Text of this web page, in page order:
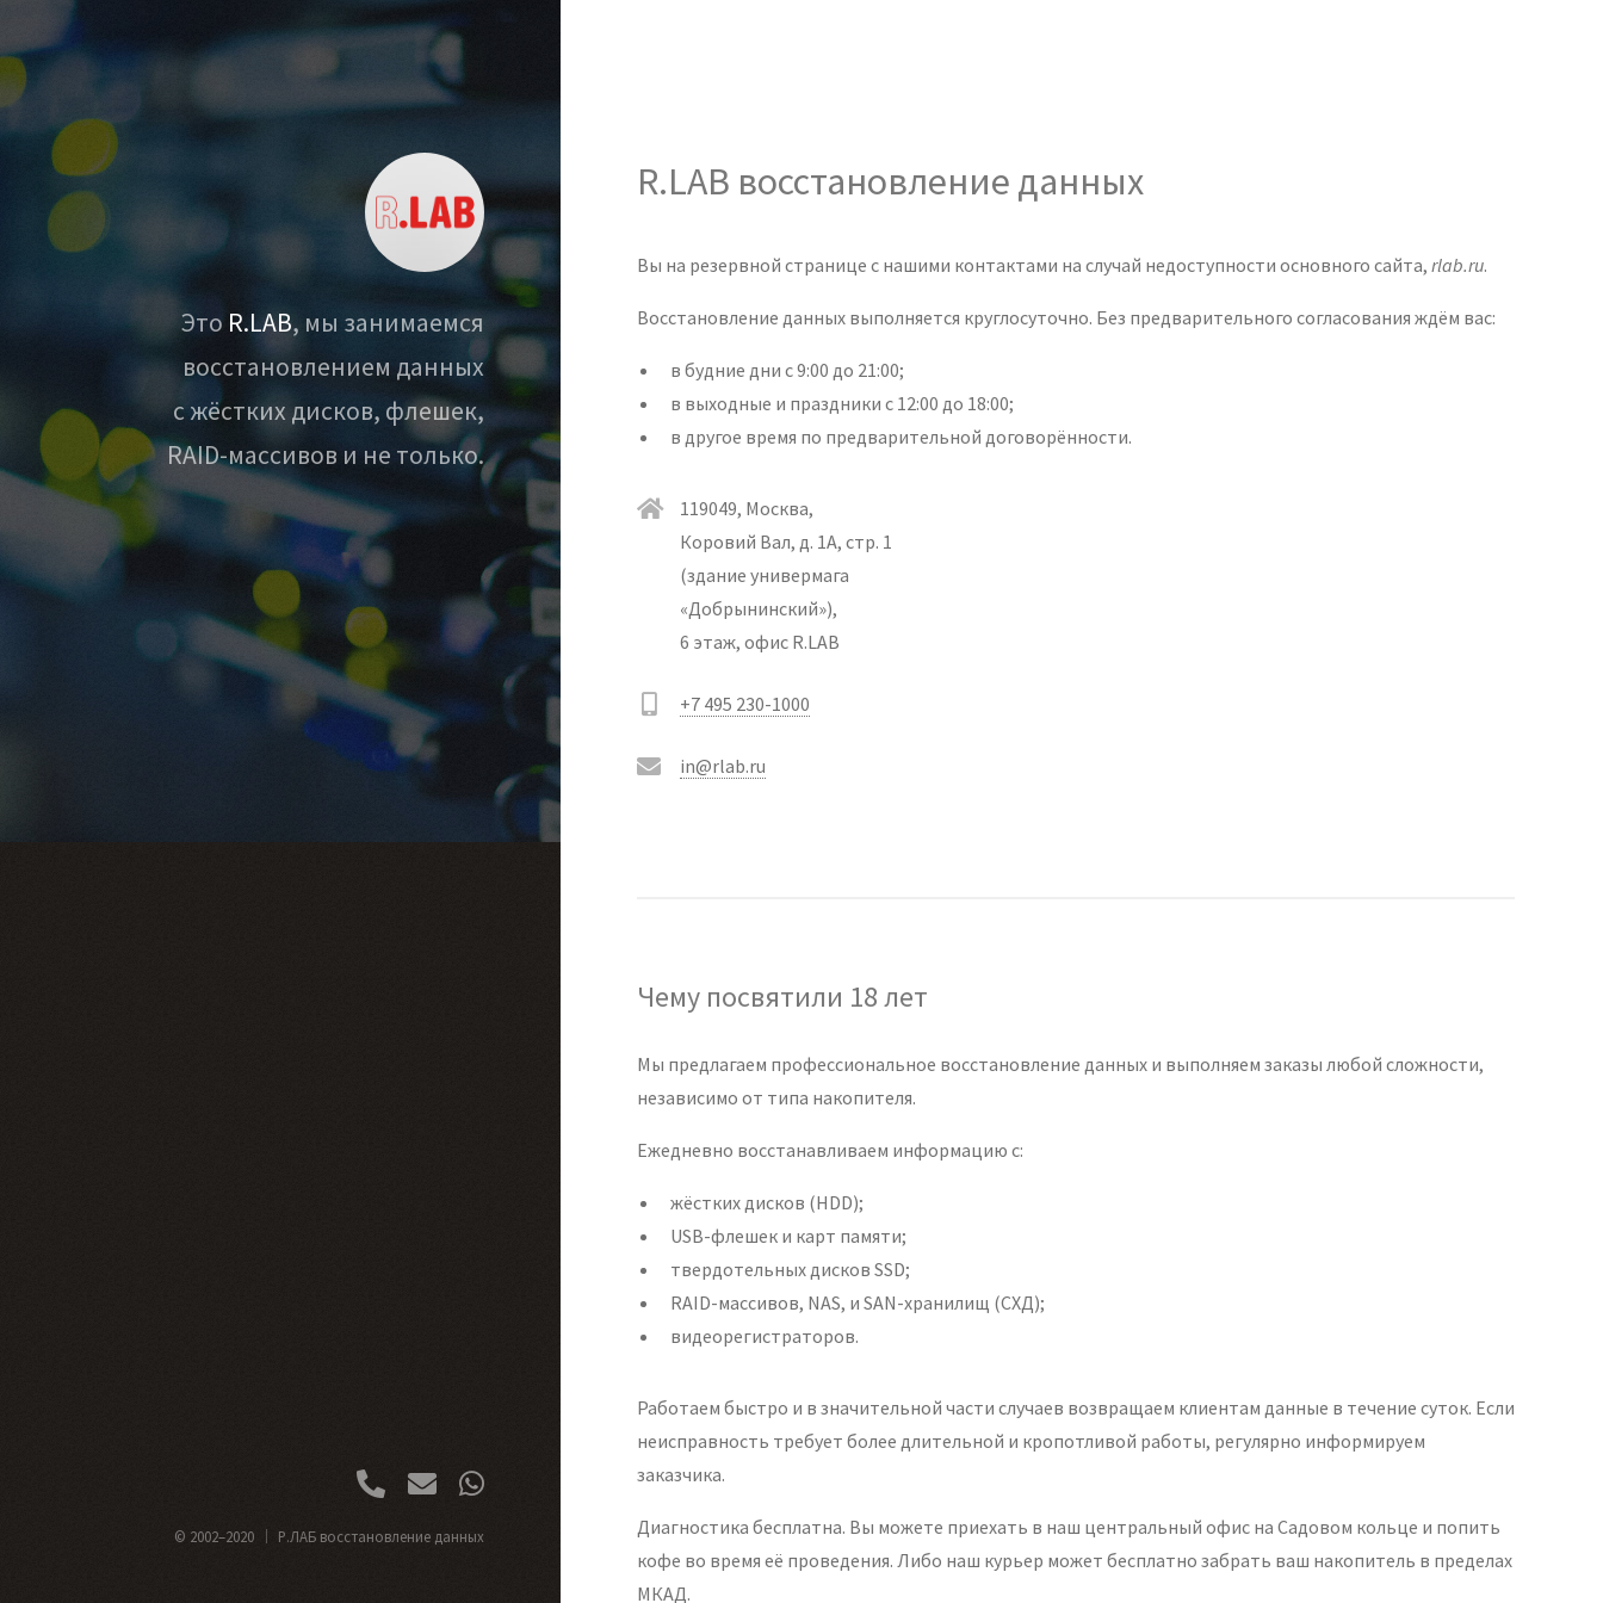
Это R.LAB, мы занимаемся
восстановлением данных
с жёстких дисков, флешек,
RAID-массивов и не только.
© 2002–2020 Р.ЛАБ восстановление данных
R.LAB восстановление данных
Вы на резервной странице с нашими контактами на случай недоступности основного сайта,rlab.ru.
Восстановление данных выполняется круглосуточно. Без предварительного согласования ждём вас:
в будние дни с 9:00 до 21:00;
в выходные и праздники c 12:00 до 18:00;
в другое время по предварительной договорённости.
119049, Москва,
Коровий Вал, д. 1А, стр. 1
(здание универмага
«Добрынинский»),
6 этаж, офис R.LAB
+7 495 230-1000
in@rlab.ru
Чему посвятили 18 лет
Мы предлагаем профессиональное восстановление данных и выполняем заказы любой сложности,
независимо от типа накопителя.
Ежедневно восстанавливаем информацию с:
жёстких дисков (HDD);
USB-флешек и карт памяти;
твердотельных дисков SSD;
RAID-массивов, NAS, и SAN-хранилищ (СХД);
видеорегистраторов.
Работаем быстро и в значительной части случаев возвращаем клиентам данные в течение суток. Если
неисправность требует более длительной и кропотливой работы, регулярно информируем
заказчика.
Диагностика бесплатна. Вы можете приехать в наш центральный офис на Садовом кольце и попить
кофе во время её проведения. Либо наш курьер может бесплатно забрать ваш накопитель в пределах
МКАД.